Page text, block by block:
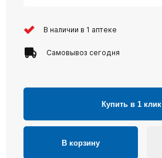
В наличии в 1 аптеке
Самовывоз сегодня
Купить в 1 клик
В корзину